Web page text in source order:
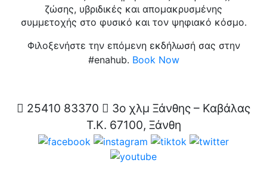
25410 83370
3ο χλμ Ξάνθης – Καβάλας
Τ.Κ. 67100, Ξάνθη
ζώσης, υβριδικές και απομακρυσμένης
συμμετοχής στο φυσικό και τον ψηφιακό κόσμο.
Φιλοξενήστε την επόμενη εκδήλωσή σας στην
#enahub. Book Now